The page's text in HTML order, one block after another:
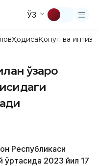
ЎЗ
ҲодисаҚонун ва
ўзаро
Республикаси
ўртасида 2023 йил 17